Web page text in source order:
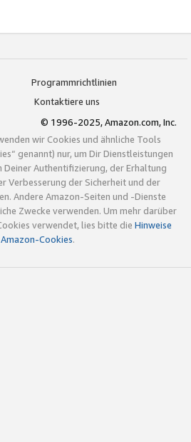
Programmrichtlinien
Kontaktiere uns
© 1996-2025, Amazon.com, Inc.
wir Cookies und ähnliche Tools
genannt) nur, um Dir Dienstleistungen
Deiner Authentifizierung, der Erhaltung
Verbesserung der Sicherheit und der
Andere Amazon-Seiten und -Dienste
Zwecke verwenden. Um mehr darüber
verwendet, lies bitte die Hinweise
Cookies.